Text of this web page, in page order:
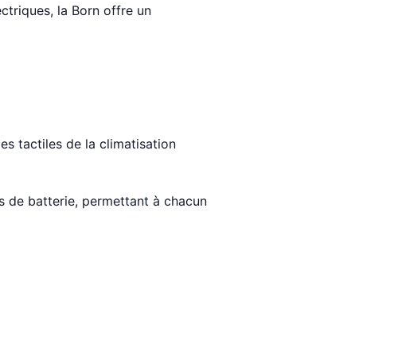
la Born offre un
tactiles de la climatisation
de batterie, permettant à chacun